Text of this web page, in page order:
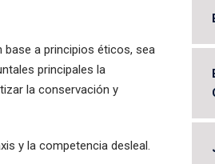
a principios éticos, sea
principales la
la conservación y
y la competencia desleal.